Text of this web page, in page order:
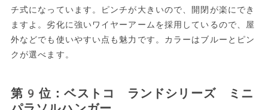
チ式になっています。ピンチが大きいので、開閉が楽にでき
ますよ。劣化に強いワイヤーアームを採用しているので、屋
外などでも使いやすい点も魅力です。カラーはブルーとピン
クが選べます。
第9位：ベストコ ランドシリーズ ミニ